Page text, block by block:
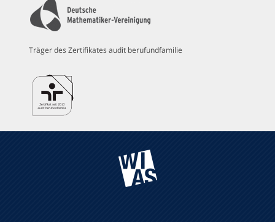
Träger des Zertifikates audit berufundfamilie